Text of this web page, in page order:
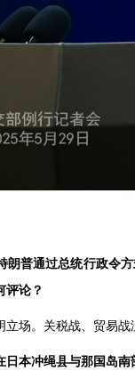
朗普通过总统行政令
评论？
场。关税战、贸易
本冲绳县与那国岛